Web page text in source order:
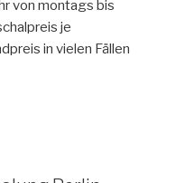
von montags bis
je
in vielen Fällen